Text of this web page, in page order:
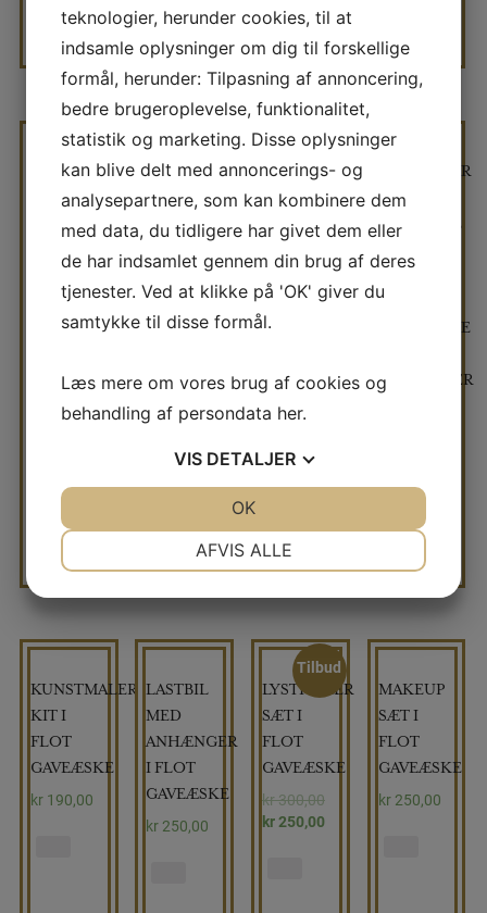
SÆT I
FLOT
GAVEÆSKE
220,00
SEKRETÆR
SÆT I
STOR
GAVEÆSKE
KONTOR
KIT
kr 180,00
KØRETØJER
I FLOT
GAVEÆSKE
– LASTBIL
–
VEJTROMLE
BULLDOZER
KUNSTMALER
KIT I
FLOT
GAVEÆSKE
kr190,00
LASTBIL
MED
ANHÆNGER
I FLOT
GAVEÆSKE
kr 250,00
Tilbud
LYSTFISKER
SÆT I
FLOT
GAVEÆSKE
kr300,00
kr250,00
MAKEUP
SÆT I
FLOT
GAVEÆSKE
kr250,00
teknologier, herunder cookies, til at
indsamle oplysninger om dig til forskellige
formål, herunder: Tilpasning af annoncering,
bedre brugeroplevelse, funktionalitet,
statistik og marketing. Disse oplysninger
kan blive delt med annoncerings- og
analysepartnere, som kan kombinere dem
med data, du tidligere har givet dem eller
de har indsamlet gennem din brug af deres
tjenester. Ved at klikke på 'OK' giver du
samtykke til disse formål.
Læs mere om vores brug af cookies og
behandling af persondata her.
VIS DETALJER
AFVIS ALLE
OK